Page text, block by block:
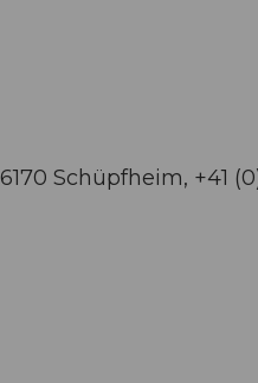
Schüpfheim, +41